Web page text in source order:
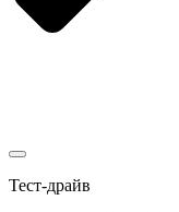
Тест-драйв